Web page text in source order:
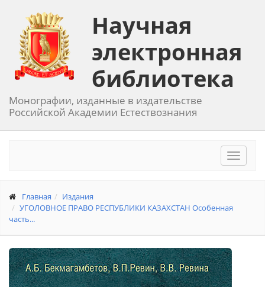
Научная
электронная
библиотека
Монографии, изданные в издательстве
Российской Академии Естествознания
Toggle
Главная
Издания
УГОЛОВНОЕ ПРАВО РЕСПУБЛИКИ КАЗАХСТАН Особенная
часть...